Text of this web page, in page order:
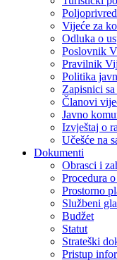
Vijeće za
Odluka o
Poslovnik
Pravilnik
Politika
Zapisnici
Članovi
Javno
Izvještaj o
Učešće na
Dokumenti
Obrasci i
Procedura
Prostorno
Službeni
Budžet
Statut
Strateški
Pristup